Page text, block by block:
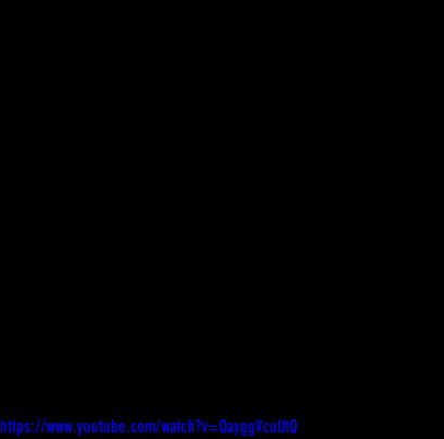
https://www.youtube.com/watch?v=QayggVcuUtQ